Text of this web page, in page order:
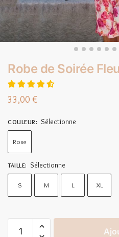
Robe de Soirée
33,00 €
COULEUR: Sélectionne
Rose
TAILLE: Sélectionne
S M L XL